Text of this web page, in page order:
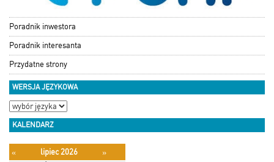
Poradnik inwestora
Poradnik interesanta
Przydatne strony
WERSJA JĘZYKOWA
KALENDARZ
« lipiec 2026 »